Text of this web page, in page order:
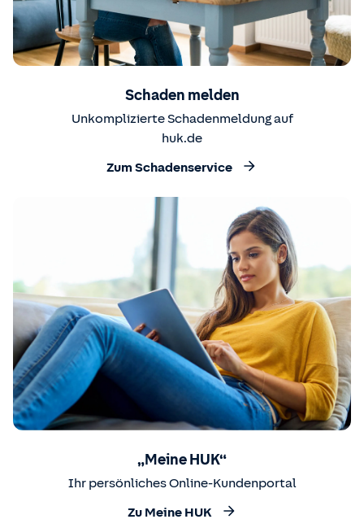
Schaden melden
Unkomplizierte Schadenmeldung auf
huk.de
Zum Schadenservice
„Meine HUK“
Ihr persönliches Online-Kundenportal
Zu Meine HUK